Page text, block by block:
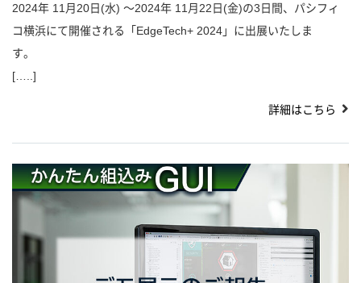
2024年 11月20日(水) 〜2024年 11月22日(金)の3日間、パシフィ
コ横浜にて開催される「EdgeTech+ 2024」に出展いたしま
す
[…..]
詳細はこちら